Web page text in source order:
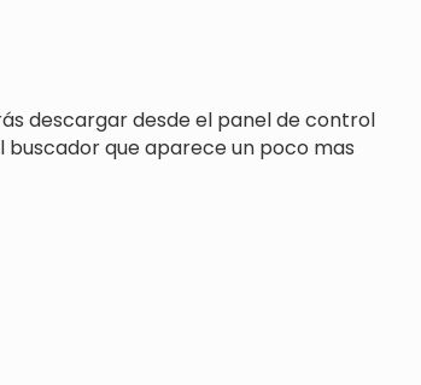
descargar desde el panel de control
buscador que aparece un poco mas